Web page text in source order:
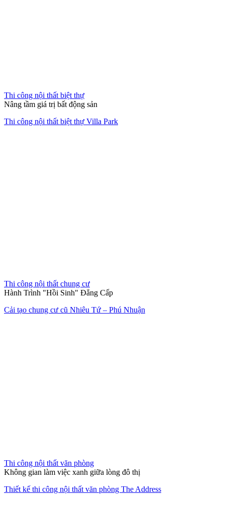
Thi công nội thất biệt thự
Nâng tầm giá trị bất động sản
Thi công nội thất biệt thự Villa Park
Thi công nội thất chung cư
Hành Trình "Hồi Sinh" Đẳng Cấp
Cải tạo chung cư cũ Nhiêu Tứ – Phú Nhuận
Thi công nội thất văn phòng
Không gian làm việc xanh giữa lòng đô thị
Thiết kế thi công nội thất văn phòng The Address